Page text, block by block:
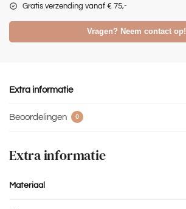
Gratis verzending vanaf € 75,-
Vragen? Neem contact op!
Extra informatie
Beoordelingen 0
Extra informatie
Materiaal